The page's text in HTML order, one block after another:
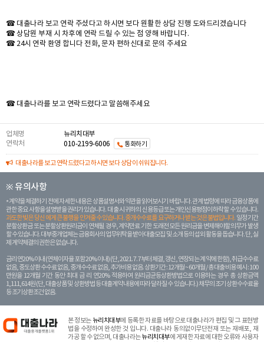
☎ 대출나라 보고 연락 주셨다고 하시면 보다 원활한 상담 진행 도와드리겠습니다
☎ 상담원 부재 시 차후에 연락 드릴 수 있는 점 양해 바랍니다.
☎ 24시 연락 환영 합니다 전화, 문자 편하신대로 문의 주세요
☎ 대출나라를 보고 연락드렸다고 말씀해주세요
업체명
뉴리치대부
연락처
010-2199-6006 통화하기
대출나라를 보고 연락드렸다고 하시면 보다 상담이 쉬워집니다.
※ 유의사항
계약을 체결하기 전에 자세한 내용은 상품설명서와 약관을 읽어보시기 바랍니다. 관계 법령에 따라 금융상품에
관한 중요 사항을 설명받을 권리가 있습니다. 대 출 시 귀하의 신용등급 또는 개인신용평점이 하락할 수 있습니다.
과도한 빚은 당신 에게 큰 불행을 안겨줄 수 있습니다. 중개수수료를 요구하거나 받는 것은 불법입니다. 일정 기간
분할상환금 또는 분할상환원리금이 연체될 경우, 계약만료 기한 도래전 모든 원리금을 변제해야할 의무가 발생
할 수 있습니다. 대부중개업체는 금융회사의 업무위탁을 받아 대출모집 및 소개 등의 섭외 활동을 돕습니다. 단, 실
제 계약체결의 권한은 없습니다.
금리 연20% 이내 (연체이자율 포함 20% 이내) (단, 2021. 7. 7부터 체결, 갱신, 연장되는 계 약에 한함), 취급수수료
없음, 중도상환 수수료 없음, 중개수수료 없음, 추가비용 없음. 상환기간 : 12개월 ~ 60개월 / 총 대출 비용 예시 : 100
만원을 12개월 기간 동안 최대 금 리 연20% 적용하여 원리금균등상환방법으로 이용하는 경우 총 상환금액
1,111,614원 (단, 대출상품 및 상환방법 등 대출계약 내용에 따라 달라질 수 있습니다.) 채무의 조기 상환수수료율
등 조기상환조건 없음.
본 정보는 뉴리치대부에 등록한 자료를 바탕으로 대출나라가 편집 및 그 표현방
법을 수정하여 완성한 것 입니다. 대출나라 동의없이무단전재 또는 재배포, 재
가공 할 수 없으며, 대출나라는뉴리치대부에 게재한 자료에 대한 오류와 사용자